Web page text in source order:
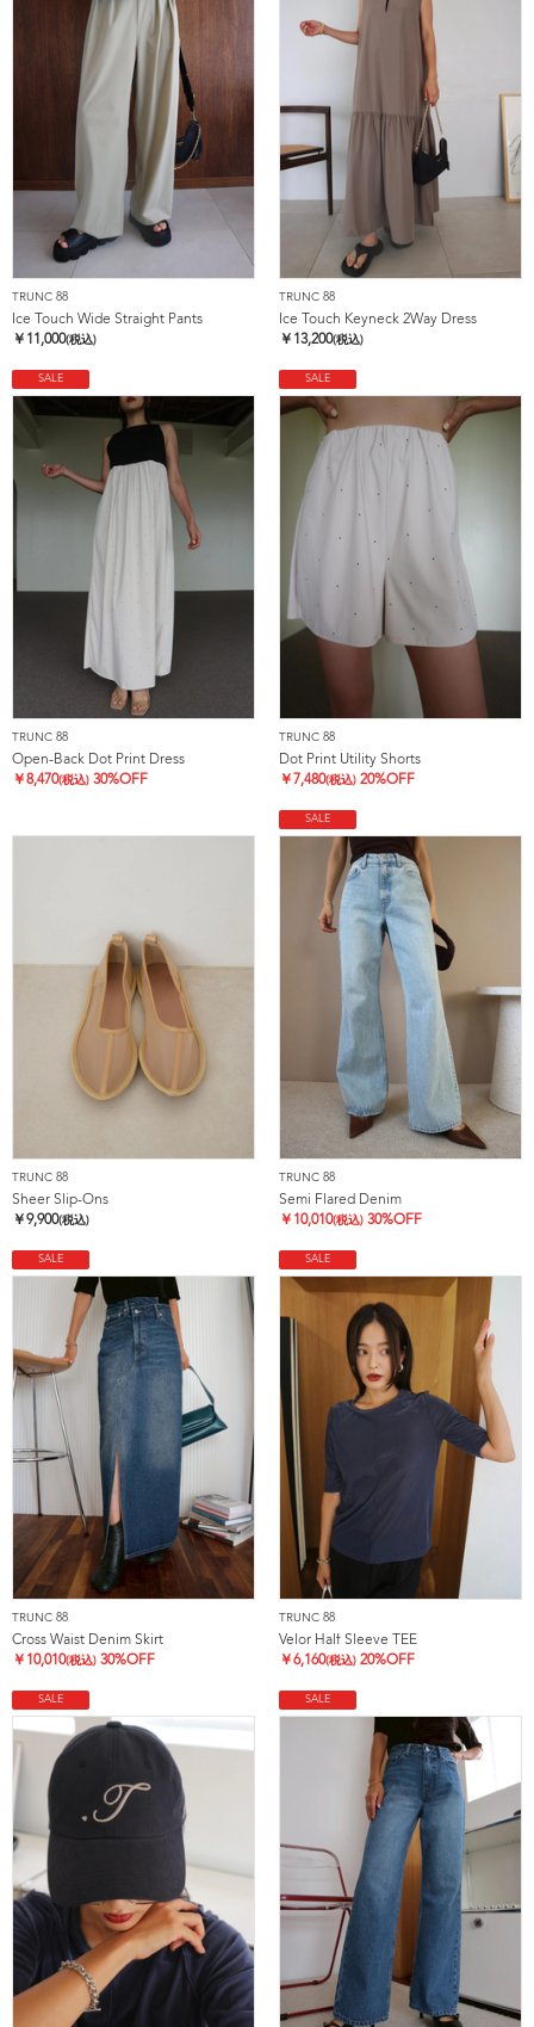
TRUNC 88
Ice Touch Wide Straight Pants
￥ 11,000(税込)
TRUNC 88
Ice Touch Keyneck 2Way Dress
￥ 13,200(税込)
SALE
TRUNC 88
Open-Back Dot Print Dress
￥8,470(税込) 30%OFF
SALE
TRUNC 88
Dot Print Utility Shorts
￥ 7,480(税込) 20%OFF
TRUNC 88
Sheer Slip-Ons
￥9,900(税込)
SALE
TRUNC 88
Semi Flared Denim
￥ 10,010(税込) 30%OFF
SALE
TRUNC 88
Cross Waist Denim Skirt
￥ 10,010(税込) 30%OFF
SALE
TRUNC 88
Velor Half Sleeve TEE
￥6,160(税込) 20%OFF
SALE SALE